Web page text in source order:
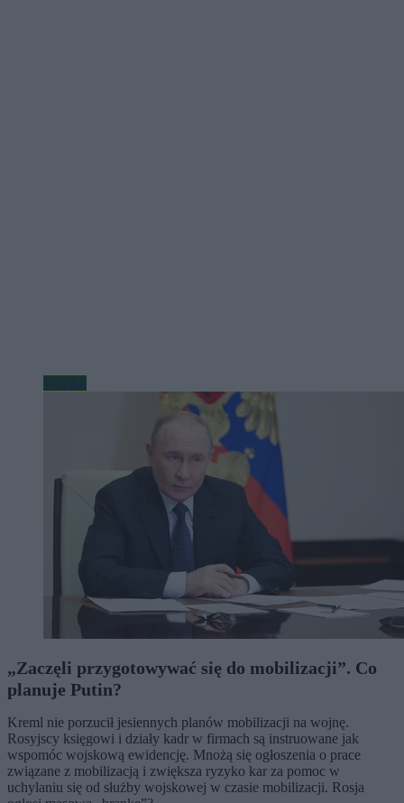
Wojsko
„Zaczęli przygotowywać się do mobilizacji”. Co
planuje Putin?
Kreml nie porzucił jesiennych planów mobilizacji na wojnę.
Rosyjscy księgowi i działy kadr w firmach są instruowane jak
wspomóc wojskową ewidencję. Mnożą się ogłoszenia o prace
związane z mobilizacją i zwiększa ryzyko kar za pomoc w
uchylaniu się od służby wojskowej w czasie mobilizacji. Rosja